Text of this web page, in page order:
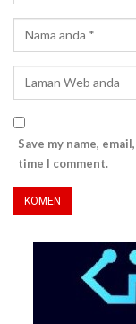
Save my name,
time I comment.